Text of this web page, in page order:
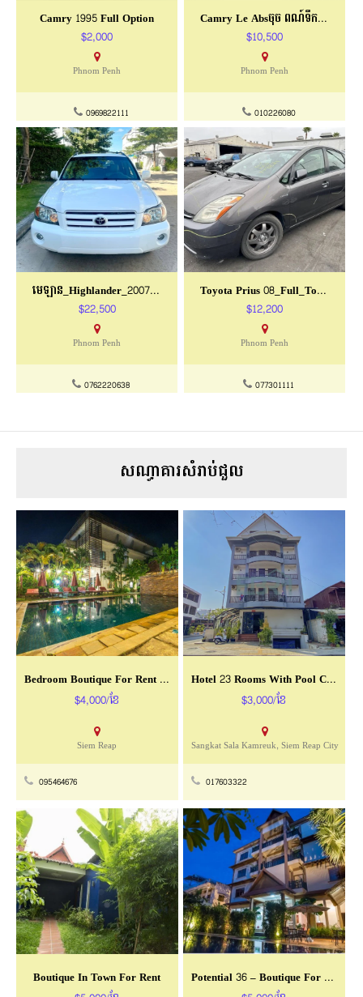
Camry 1995 Full Option
$2,000
Phnom Penh
0969822111
Camry Le Absចុច ពណ៍ទឹកប្រាក់ ឆ្នាំ2003
$10,500
Phnom Penh
010226080
មេឡាន_Highlander_2007កៅអី3ជួរ
$22,500
Phnom Penh
0762220638
Toyota Prius 08_Full_Touring
$12,200
Phnom Penh
077301111
សណ្ធាគារសំរាប់ជួល
Bedroom Boutique For Rent In Siem Reap-Slor Kram
$4,000/ខែ
Siem Reap
095464676
Hotel 23 Rooms With Pool Close To Pubstreet
$3,000/ខែ
Sangkat Sala Kamreuk, Siem Reap City
017603322
Boutique In Town For Rent
Potential 36 – Boutique For Rent In Siem Reap